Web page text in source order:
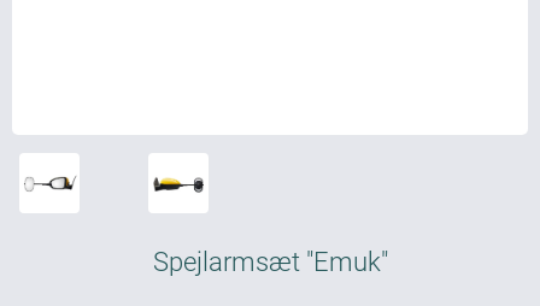
Spejlarmsæt "Emuk"